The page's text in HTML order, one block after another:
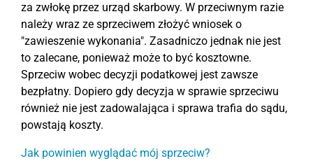
za zwłokę przez urząd skarbowy. W przeciwnym razie
należy wraz ze sprzeciwem złożyć wniosek o
"zawieszenie wykonania". Zasadniczo jednak nie jest
to zalecane, ponieważ może to być kosztowne.
Sprzeciw wobec decyzji podatkowej jest zawsze
bezpłatny. Dopiero gdy decyzja w sprawie sprzeciwu
również nie jest zadowalająca i sprawa trafia do sądu,
powstają koszty.
Jak powinien wyglądać mój sprzeciw?